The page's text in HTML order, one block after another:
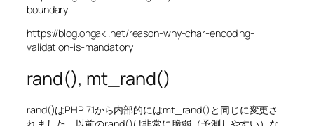
boundary
https://blog.ohgaki.net/reason-why-char-encoding-
validation-is-mandatory
rand(), mt_rand()
rand()はPHP 7.1から内部的にはmt_rand()と同じに変更さ